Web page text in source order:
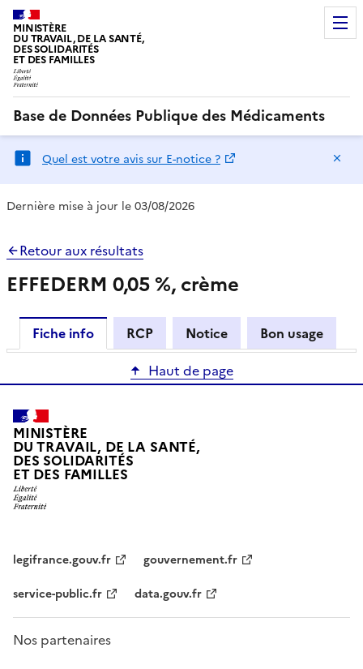
MINISTÈRE
DU TRAVAIL, DE LA SANTÉ,
DES SOLIDARITÉS
ET DES FAMILLES
Base de Données Publique des Médicaments
Quel est votre avis sur E-notice ?
Dernière mise à jour le 03/08/2026
Retour aux résultats
EFFEDERM 0,05 %, crème
Fiche info RCP Notice
Bon usage
Haut de page
MINISTÈRE
DU TRAVAIL, DE LA SANTÉ,
DES SOLIDARITÉS
ET DES FAMILLES
legifrance.gouv.fr
gouvernement.fr
service-public.fr
data.gouv.fr
Nos partenaires